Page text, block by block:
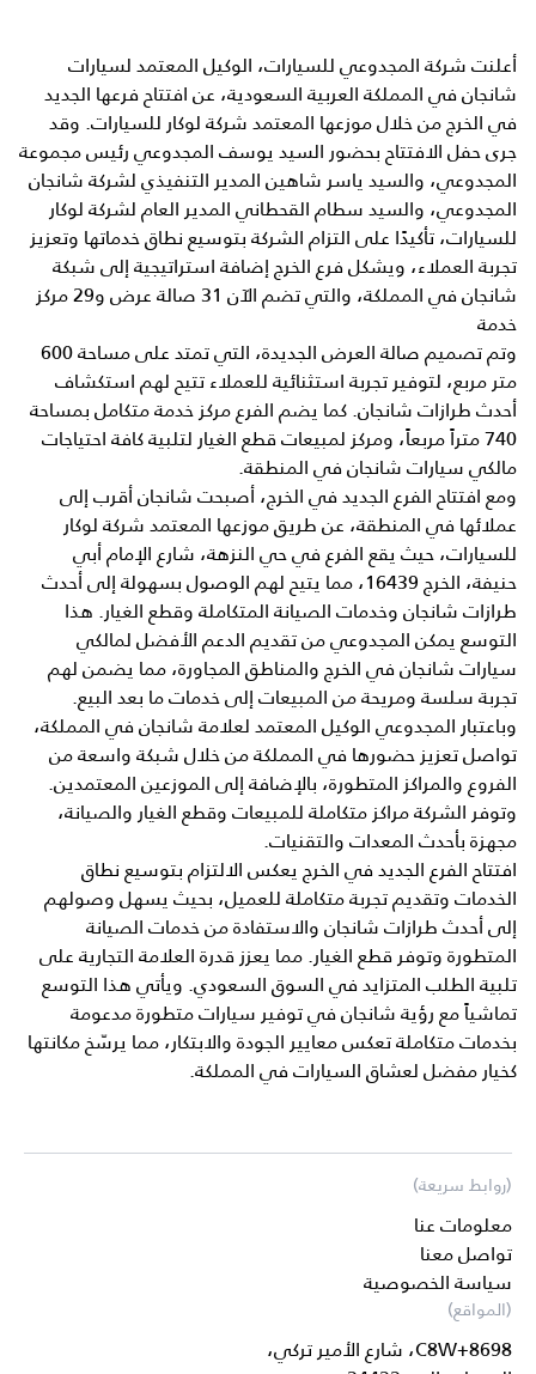
أعلنت شركة المجدوعي للسيارات، الوكيل المعتمد لسيارات
شانجان في المملكة العربية السعودية، عن افتتاح فرعها الجديد
في الخرج من خلال موزعها المعتمد شركة لوكار للسيارات. وقد
جرى حفل الافتتاح بحضور السيد يوسف المجدوعي رئيس مجموعة
المجدوعي، والسيد ياسر شاهين المدير التنفيذي لشركة شانجان
المجدوعي، والسيد سطام القحطاني المدير العام لشركة لوكار
للسيارات، تأكيدًا على التزام الشركة بتوسيع نطاق خدماتها وتعزيز
تجربة العملاء، ويشكل فرع الخرج إضافة استراتيجية إلى شبكة
شانجان في المملكة، والتي تضم الآن 31 صالة عرض و29 مركز
خدمة
وتم تصميم صالة العرض الجديدة، التي تمتد على مساحة 600
متر مربع، لتوفير تجربة استثنائية للعملاء تتيح لهم استكشاف
أحدث طرازات شانجان. كما يضم الفرع مركز خدمة متكامل بمساحة
740 متراً مربعاً، ومركز لمبيعات قطع الغيار لتلبية كافة احتياجات
مالكي سيارات شانجان في المنطقة.
ومع افتتاح الفرع الجديد في الخرج، أصبحت شانجان أقرب إلى
عملائها في المنطقة، عن طريق موزعها المعتمد شركة لوكار
للسيارات، حيث يقع الفرع في حي النزهة، شارع الإمام أبي
حنيفة، الخرج 16439، مما يتيح لهم الوصول بسهولة إلى أحدث
طرازات شانجان وخدمات الصيانة المتكاملة وقطع الغيار. هذا
التوسع يمكن المجدوعي من تقديم الدعم الأفضل لمالكي
سيارات شانجان في الخرج والمناطق المجاورة، مما يضمن لهم
تجربة سلسة ومريحة من المبيعات إلى خدمات ما بعد البيع.
وباعتبار المجدوعي الوكيل المعتمد لعلامة شانجان في المملكة،
تواصل تعزيز حضورها في المملكة من خلال شبكة واسعة من
الفروع والمراكز المتطورة، بالإضافة إلى الموزعين المعتمدين.
وتوفر الشركة مراكز متكاملة للمبيعات وقطع الغيار والصيانة،
مجهزة بأحدث المعدات والتقنيات.
افتتاح الفرع الجديد في الخرج يعكس الالتزام بتوسيع نطاق
الخدمات وتقديم تجربة متكاملة للعميل، بحيث يسهل وصولهم
إلى أحدث طرازات شانجان والاستفادة من خدمات الصيانة
المتطورة وتوفر قطع الغيار. مما يعزز قدرة العلامة التجارية على
تلبية الطلب المتزايد في السوق السعودي. ويأتي هذا التوسع
تماشياً مع رؤية شانجان في توفير سيارات متطورة مدعومة
بخدمات متكاملة تعكس معايير الجودة والابتكار، مما يرسّخ مكانتها
كخيار مفضل لعشاق السيارات في المملكة.
(روابط سريعة)
معلومات عنا
تواصل معنا
سياسة الخصوصية
(المواقع)
8698+C8W، شارع الأمير تركي،